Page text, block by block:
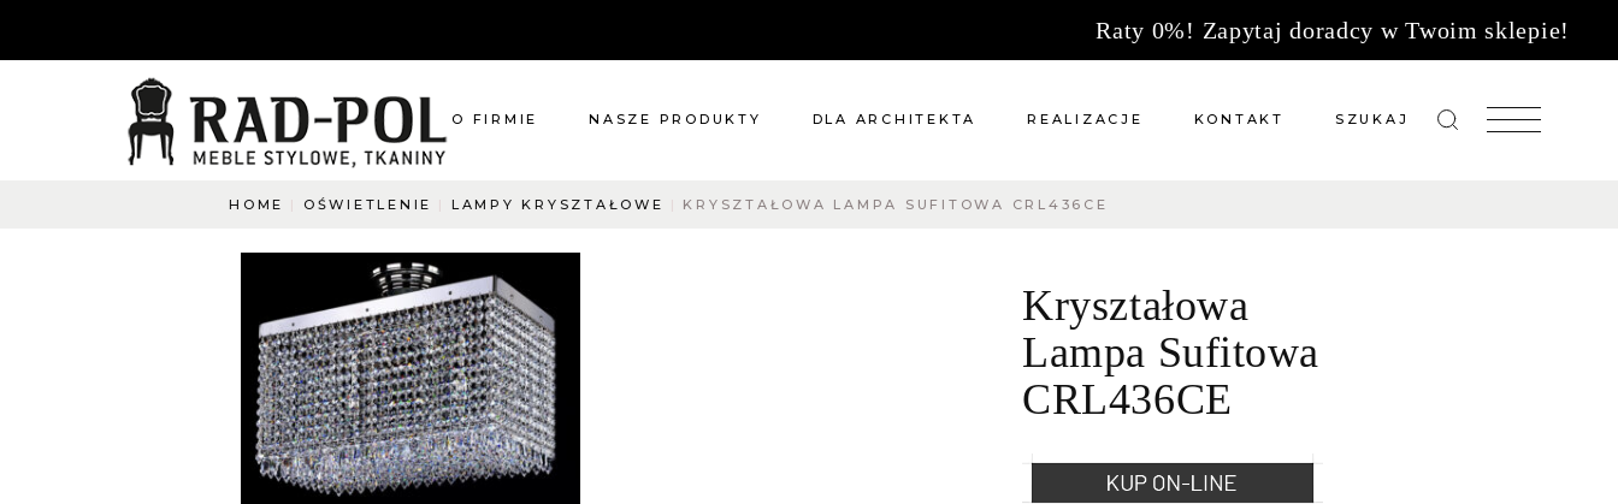
Raty 0%! Zapytaj doradcy w Twoim sklepie!
O FIRMIE
Aktualności
O co pytacie?
Napisz do nas
NASZE PRODUKTY DLA ARCHITEKTA REALIZACJE KONTAKT
Kuchnie
SZUKAJ
HOME OŚWIETLENIE LAMPY KRYSZTAŁOWE KRYSZTAŁOWA LAMPA SUFITOWA CRL436CE
Kryształowa
Lampa Sufitowa
CRL436CE